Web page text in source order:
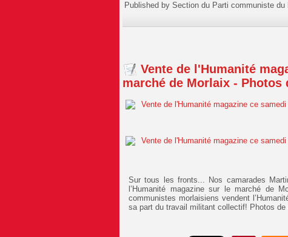
Published by Section du Parti communiste du
Vente de l'Humanité
marché de Morlaix - Photos
Sur tous les fronts... Nos camarades
l’Humanité magazine sur le marché de
communistes morlaisiens vendent
sa part du travail militant collectif! Photos de